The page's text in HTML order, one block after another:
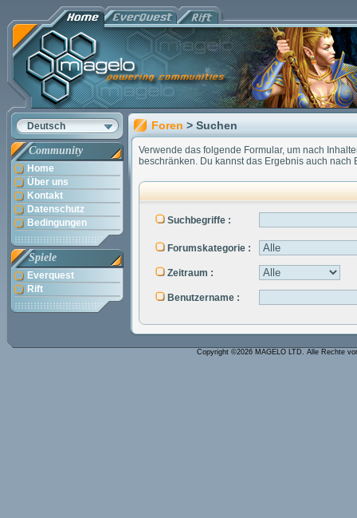
Deutsch
Community
Home
Über uns
Kontakt
Datenschutz
Bedingungen
Spiele
Everquest
Rift
Foren > Suchen
Verwende das folgende Formular, um nach
beschränken. Du kannst das Ergebnis auch nach
Suchbegriffe :
Forumskategorie :
Zeitraum :
Benutzername :
Copyright ©2026 MAGELO LTD. Alle Rechte